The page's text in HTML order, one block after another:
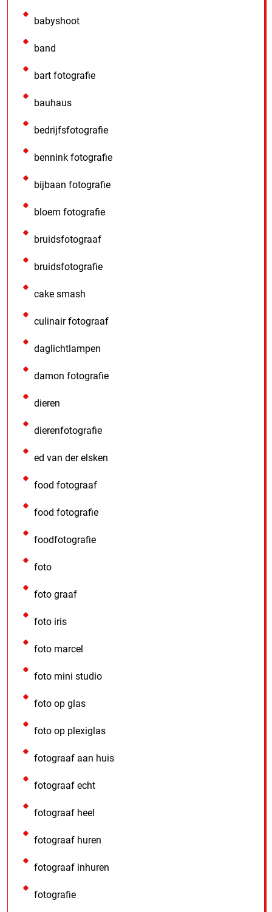
babyshoot
band
bart fotografie
bauhaus
bedrijfsfotografie
bennink fotografie
bijbaan fotografie
bloem fotografie
bruidsfotograaf
bruidsfotografie
cake smash
culinair fotograaf
daglichtlampen
damon fotografie
dieren
dierenfotografie
ed van der elsken
food fotograaf
food fotografie
foodfotografie
foto
foto graaf
foto iris
foto marcel
foto mini studio
foto op glas
foto op plexiglas
fotograaf aan huis
fotograaf echt
fotograaf heel
fotograaf huren
fotograaf inhuren
fotografie